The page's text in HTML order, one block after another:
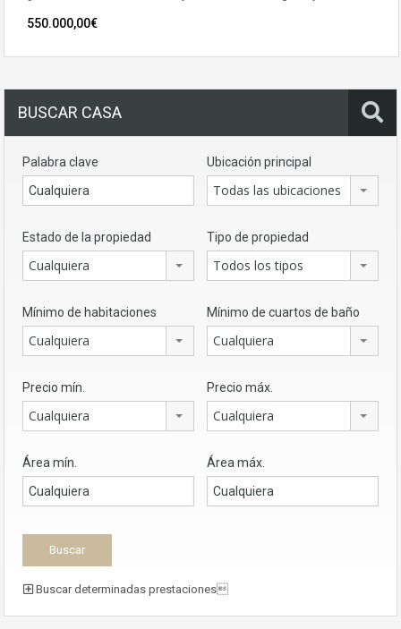
550.000,00€
BUSCAR CASA
Palabra clave Ubicación principal
Todas las ubicaciones
Estado de la propiedad
Cualquiera
Tipo de propiedad
Todos los tipos
Mínimo de habitaciones
Cualquiera
Mínimo de cuartos de baño
Cualquiera
Precio mín.
Cualquiera
Precio máx.
Cualquiera
Área mín. Área máx.
Buscar determinadas prestaciones